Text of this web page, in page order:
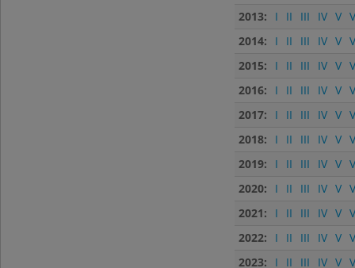
2013:
I II III IV V
2014:
I II III IV V
2015:
I II III IV V
2016:
I II III IV V
2017:
I II III IV V
2018:
I II III IV V
2019:
I II III IV V
2020:
I II III IV V
2021:
I II III IV V
2022:
I II III IV V
2023:
I II III IV V